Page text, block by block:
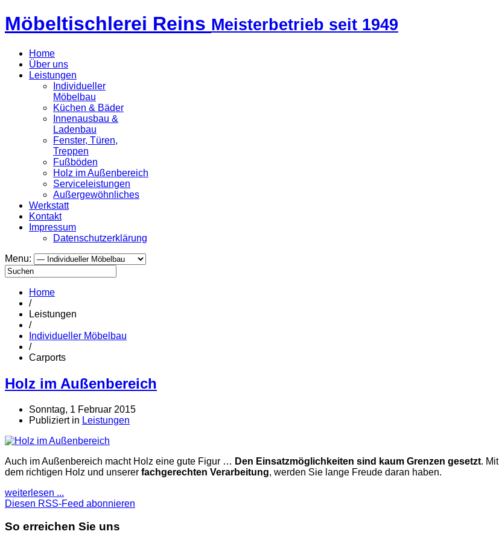
Möbeltischlerei Reins Meisterbetrieb seit 1949
Home
Über uns
Leistungen
Individueller
Möbelbau
Küchen & Bäder
Innenausbau &
Ladenbau
Fenster, Türen,
Treppen
Fußböden
Holz im Außenbereich
Serviceleistungen
Außergewöhnliches
Werkstatt
Kontakt
Impressum
Datenschutzerklärung
Menu:
Home
/
Leistungen
/
Individueller Möbelbau
/
Carports
Holz im Außenbereich
Sonntag, 1 Februar 2015
Publiziert in Leistungen
Auch im Außenbereich macht Holz eine gute Figur … Den Einsatzmöglichkeiten sind kaum Grenzen gesetzt. Mit
dem richtigen Holz und unserer fachgerechten Verarbeitung, werden Sie lange Freude daran haben.
weiterlesen ...
Diesen RSS-Feed abonnieren
So erreichen Sie uns